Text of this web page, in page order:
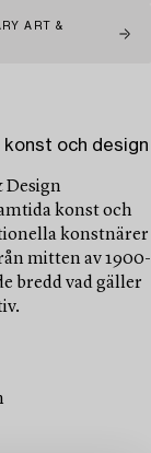
ART &
och design
Design
konst och
konstnärer
mitten av 1900-
bredd vad gäller